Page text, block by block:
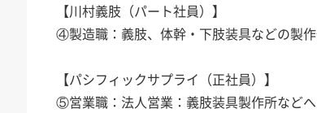
【川村義肢（パート社員）】
④製造職：義肢、体幹・下肢装具などの製
【パシフィックサプライ（正社員）】
⑤営業職：法人営業：義肢装具製作所など